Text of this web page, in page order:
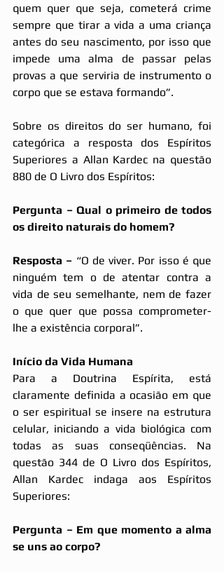
quem quer que seja, cometerá crime
sempre que tirar a vida a uma criança
antes do seu nascimento, por isso que
impede uma alma de passar pelas
provas a que serviria de instrumento o
corpo que se estava formando”.
Sobre os direitos do ser humano, foi
categórica a resposta dos Espíritos
Superiores a Allan Kardec na questão
880 de O Livro dos Espíritos:
Pergunta – Qual o primeiro de todos
os direito naturais do homem?
Resposta – “O de viver. Por isso é que
ninguém tem o de atentar contra a
vida de seu semelhante, nem de fazer
o que quer que possa comprometer-
lhe a existência corporal”.
Início da Vida Humana
Para a Doutrina Espírita, está
claramente definida a ocasião em que
o ser espiritual se insere na estrutura
celular, iniciando a vida biológica com
todas as suas conseqüências. Na
questão 344 de O Livro dos Espíritos,
Allan Kardec indaga aos Espíritos
Superiores:
Pergunta – Em que momento a alma
se uns ao corpo?